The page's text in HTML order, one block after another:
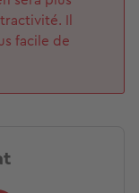
Il
facile de